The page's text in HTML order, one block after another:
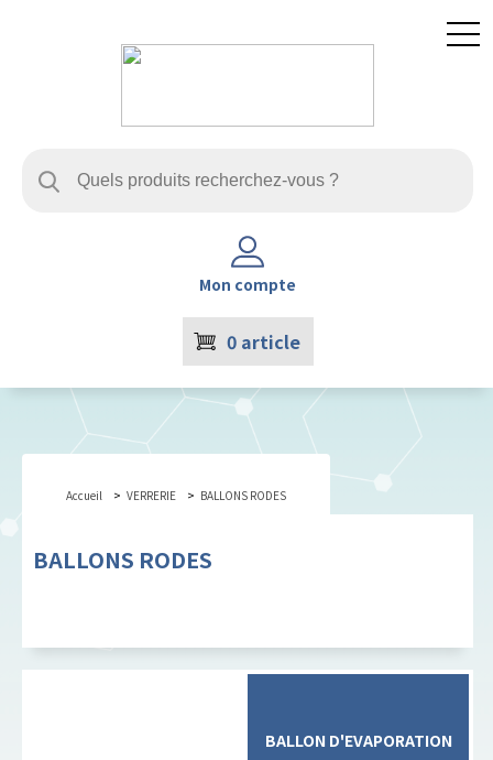
Mon compte
0 article
Accueil VERRERIE BALLONS RODES
BALLONS RODES
BALLON D'EVAPORATION